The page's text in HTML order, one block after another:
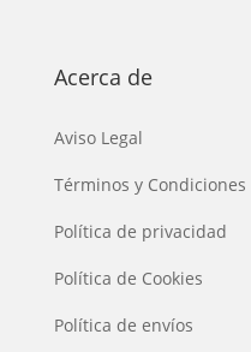
Acerca de
Aviso Legal
Términos y Condiciones
Política de privacidad
Política de Cookies
Política de envíos